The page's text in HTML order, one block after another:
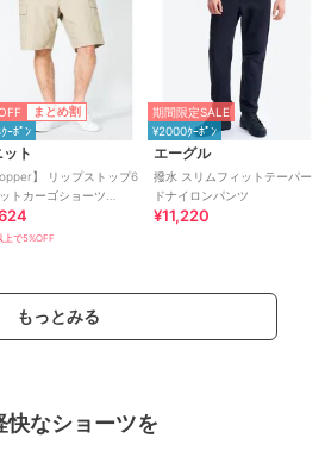
まとめ割
ｰﾎﾟﾝ
ト
】 リップストップ6
トカーゴショーツ
BDU SHORTS
上で5%OFF
期間限定SALE
¥2000ｸｰﾎﾟﾝ
エーグル
撥水 スリムフィットテーパー
ドナイロンパンツ
¥11,220
もっとみる
快なショーツを